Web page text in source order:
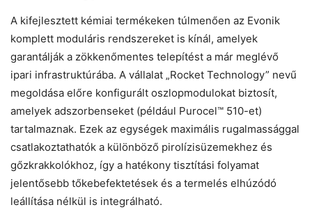
A kifejlesztett kémiai termékeken túlmenően az Evonik
komplett moduláris rendszereket is kínál, amelyek
garantálják a zökkenőmentes telepítést a már meglévő
ipari infrastruktúrába. A vállalat „Rocket Technology” nevű
megoldása előre konfigurált oszlopmodulokat biztosít,
amelyek adszorbenseket (például Purocel™ 510-et)
tartalmaznak. Ezek az egységek maximális rugalmassággal
csatlakoztathatók a különböző pirolízisüzemekhez és
gőzkrakkolókhoz, így a hatékony tisztítási folyamat
jelentősebb tőkebefektetések és a termelés elhúzódó
leállítása nélkül is integrálható.